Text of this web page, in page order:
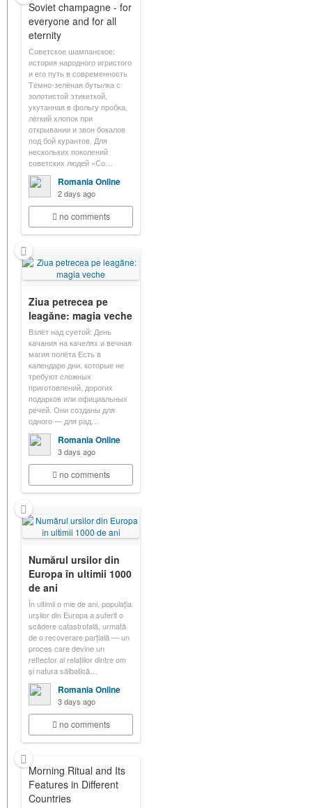
Soviet champagne - for
everyone and for all
eternity
Советское шампанское:
история народного игристого
и его путь в современность
Тёмно-зелёная бутылка с
золотистой этикеткой,
укутанная в фольгу пробка,
лёгкий хлопок при
открывании и звон бокалов
под бой курантов. Для
нескольких поколений
советских людей «Со…
Romania Online
2 days ago
no comments
Ziua petrecea pe
leagăne: magia veche
Взлёт над суетой: День
качания на качелях и вечная
магия полёта Есть в
календаре дни, которые не
требуют сложных
приготовлений, дорогих
подарков или официальных
речей. Они созданы для
одного — для рад…
Romania Online
3 days ago
no comments
Numărul ursilor din
Europa în ultimii 1000
de ani
În ultimii o mie de ani, populația
urșilor din Europa a suferit o
scădere catastrofală, urmată
de o recoverare parțială — un
proces care devine un
reflector al relațiilor dintre om
și natura sălbatică…
Romania Online
3 days ago
no comments
Morning Ritual and Its
Features in Different
Countries